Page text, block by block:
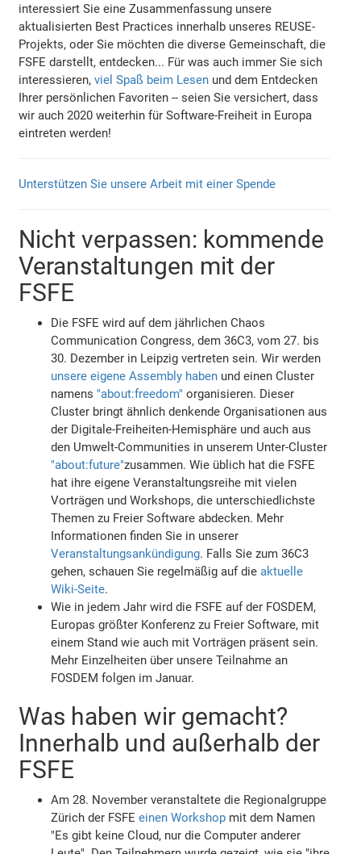
interessiert Sie eine Zusammenfassung unsere
aktualisierten Best Practices innerhalb unseres REUSE-
Projekts, oder Sie möchten die diverse Gemeinschaft, die
FSFE darstellt, entdecken... Für was auch immer Sie sich
interessieren,viel Spaß beim Lesen und dem Entdecken
Ihrer persönlichen Favoriten -- seien Sie versichert, dass
wir auch 2020 weiterhin für Software-Freiheit in Europa
eintreten werden!
Unterstützen Sie unsere Arbeit mit einer Spende
Nicht verpassen: kommende
Veranstaltungen mit der
FSFE
Die FSFE wird auf dem jährlichen Chaos
Communication Congress, dem 36C3, vom 27. bis
30. Dezember in Leipzig vertreten sein. Wir werden
unsere eigene Assembly haben und einen Cluster
namens "about:freedom" organisieren. Dieser
Cluster bringt ähnlich denkende Organisationen aus
der Digitale-Freiheiten-Hemisphäre und auch aus
den Umwelt-Communities in unserem Unter-Cluster
"about:future"zusammen. Wie üblich hat die FSFE
hat ihre eigene Veranstaltungsreihe mit vielen
Vorträgen und Workshops, die unterschiedlichste
Themen zu Freier Software abdecken. Mehr
Informationen finden Sie in unserer
Veranstaltungsankündigung. Falls Sie zum 36C3
gehen, schauen Sie regelmäßig auf dieaktuelle
Wiki-Seite.
Wie in jedem Jahr wird die FSFE auf der FOSDEM,
Europas größter Konferenz zu Freier Software, mit
einem Stand wie auch mit Vorträgen präsent sein.
Mehr Einzelheiten über unsere Teilnahme an
FOSDEM folgen im Januar.
Was haben wir gemacht?
Innerhalb und außerhalb der
FSFE
Am 28. November veranstaltete die Regionalgruppe
Zürich der FSFEeinen Workshop mit dem Namen
"Es gibt keine Cloud, nur die Computer anderer